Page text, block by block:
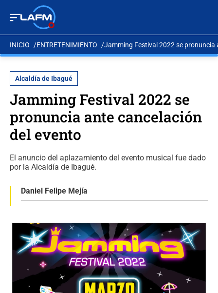
INICIO ENTRETENIMIENTO Jamming Festival 2022 se pronuncia
Alcaldía de Ibagué
Jamming Festival 2022 se
pronuncia ante cancelación
del evento
El anuncio del aplazamiento del evento musical fue dado
por la Alcaldía de Ibagué.
Daniel Felipe Mejía